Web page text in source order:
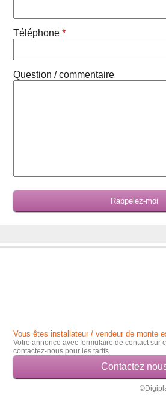
Téléphone*
Question / commentaire
Vous êtes installateur / vendeur de monte
Votre annonce avec formulaire de contact sur
contactez-nous pour les tarifs.
Contactez